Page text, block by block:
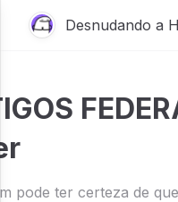
Desnudando a
pode ter certeza de